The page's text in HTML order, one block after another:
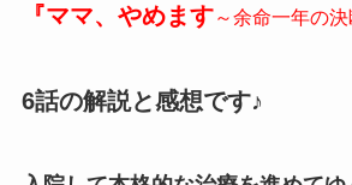
『ママ、やめます～余命一年の決
6話の解説と感想です♪